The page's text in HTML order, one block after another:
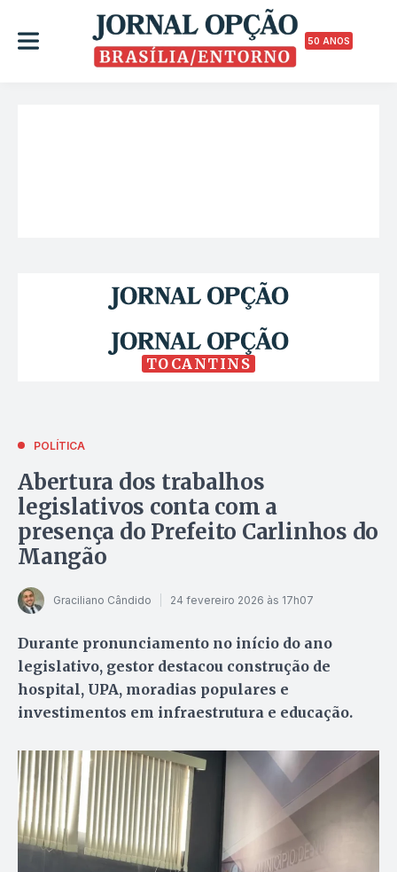
50 ANOS
TOCANTINS
POLÍTICA
Abertura dos trabalhos
legislativos conta com a
presença do Prefeito Carlinhos do
Mangão
Graciliano Cândido 24 fevereiro 2026 às 17h07
Durante pronunciamento no início do ano
legislativo, gestor destacou construção de
hospital, UPA, moradias populares e
investimentos em infraestrutura e educação.